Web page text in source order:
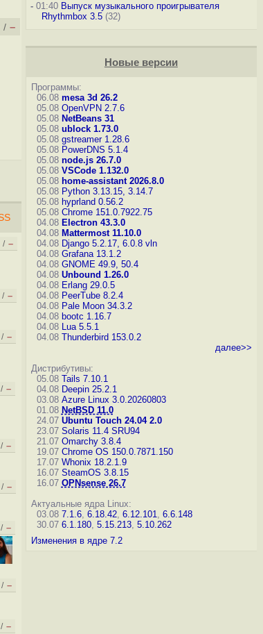
/ –
/ –
/ –
/ –
/ –
/ –
/ –
/ –
/ –
/ –
-01:40 Выпуск музыкального проигрывателя
Rhythmbox 3.5(32)
Новые версии
Программы:
06.08 mesa 3d 26.2
05.08 OpenVPN 2.7.6
05.08 NetBeans 31
05.08 ublock 1.73.0
05.08 gstreamer 1.28.6
05.08 PowerDNS 5.1.4
05.08 node.js 26.7.0
05.08 VSCode 1.132.0
05.08 home-assistant 2026.8.0
05.08 Python 3.13.15, 3.14.7
05.08 hyprland 0.56.2
05.08 Chrome 151.0.7922.75
04.08 Electron 43.3.0
04.08 Mattermost 11.10.0
04.08 Django 5.2.17, 6.0.8 vln
04.08 Grafana 13.1.2
04.08 GNOME 49.9, 50.4
04.08 Unbound 1.26.0
04.08 Erlang 29.0.5
04.08 PeerTube 8.2.4
04.08 Pale Moon 34.3.2
04.08 bootc 1.16.7
04.08 Lua 5.5.1
04.08 Thunderbird 153.0.2
далее>>
Дистрибутивы:
05.08 Tails 7.10.1
04.08 Deepin 25.2.1
03.08 Azure Linux 3.0.20260803
01.08 NetBSD 11.0
24.07 Ubuntu Touch 24.04 2.0
23.07 Solaris 11.4 SRU94
21.07 Omarchy 3.8.4
19.07 Chrome OS 150.0.7871.150
17.07 Whonix 18.2.1.9
16.07 SteamOS 3.8.15
16.07 OPNsense 26.7
Актуальные ядра Linux:
03.08 7.1.6, 6.18.42, 6.12.101, 6.6.148
30.07 6.1.180, 5.15.213, 5.10.262
Изменения в ядре 7.2